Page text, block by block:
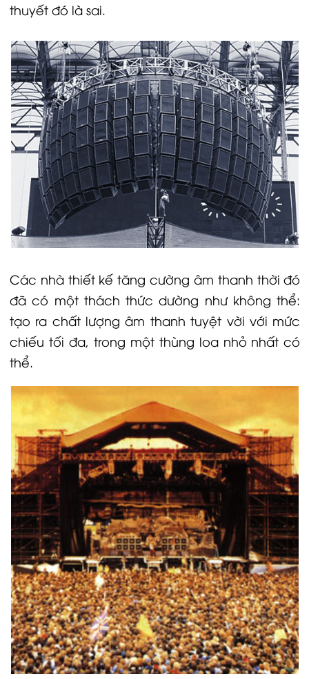
thuyết đó là sai.
Các nhà thiết kế tăng cường âm thanh thời đó
đã có một thách thức dường như không thể:
tạo ra chất lượng âm thanh tuyệt vời với mức
chiếu tối đa, trong một thùng loanhỏ nhất có
thể.